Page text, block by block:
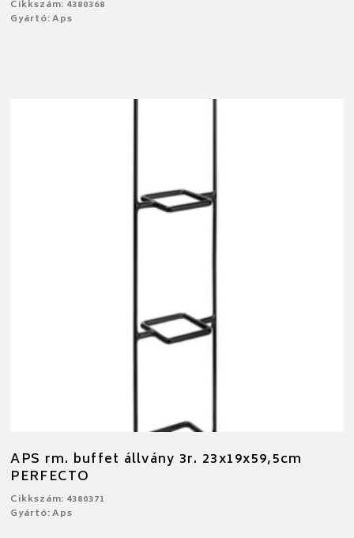
Cikkszám: 4380368
Gyártó: Aps
APS rm. buffet állvány 3r. 23x19x59,5cm
PERFECTO
Cikkszám: 4380371
Gyártó: Aps